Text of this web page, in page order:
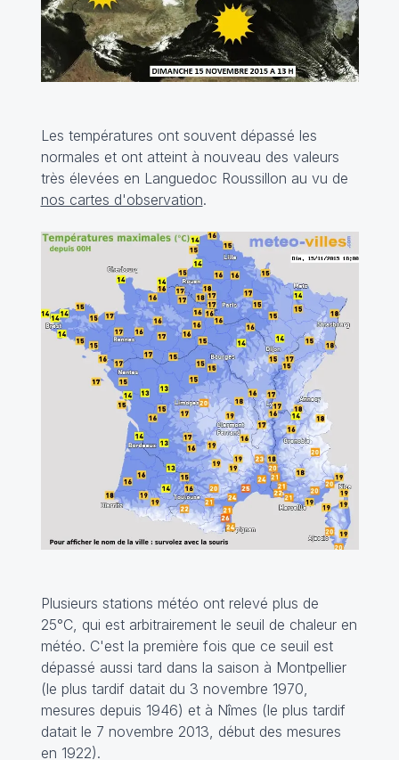
Les températures ont souvent dépassé les
normales et ont atteint à nouveau des valeurs
très élevées en Languedoc Roussillon au vu de
nos cartes d'observation.
Plusieurs stations météo ont relevé plus de
25°C, qui est arbitrairement le seuil de chaleur en
météo. C'est la première fois que ce seuil est
dépassé aussi tard dans la saison à Montpellier
(le plus tardif datait du 3 novembre 1970,
mesures depuis 1946) et à Nîmes (le plus tardif
datait le 7 novembre 2013, début des mesures
en 1922).